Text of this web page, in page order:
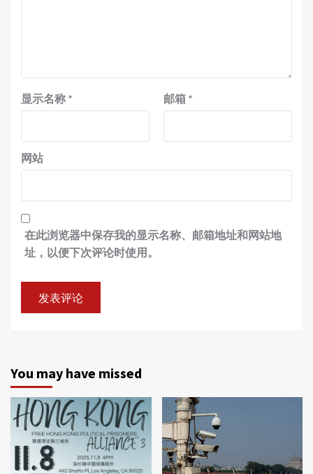
显示名称 * 邮箱 *
网站
在此浏览器中保存我的显示名称、邮箱地址和网站地
址，以便下次评论时使用。
You may have missed